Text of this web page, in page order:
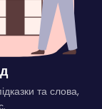
та слова,